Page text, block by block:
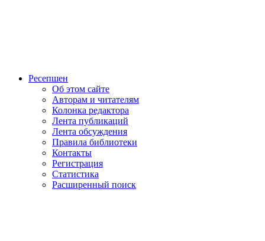
Ресепшен
Об этом сайте
Авторам и читателям
Колонка редактора
Лента публикаций
Лента обсуждения
Правила библиотеки
Контакты
Регистрация
Статистика
Расширенный поиск